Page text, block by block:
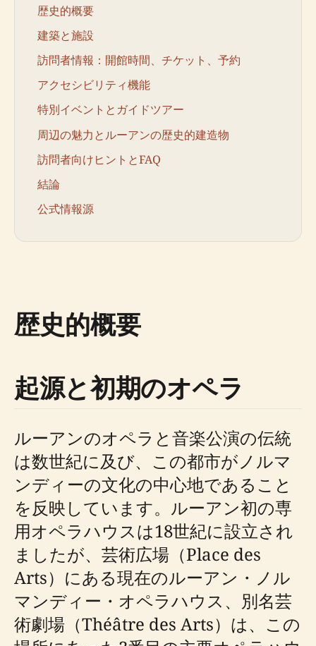
歴史的概要
建築と施設
訪問者情報：開館時間、チケット、予約
アクセシビリティ機能
特別イベントとガイドツアー
周辺の魅力とルーアンの歴史的建造物
訪問者向けヒントとFAQ
結論
公式情報源
歴史的概要
起源と初期のオペラ
ルーアンのオペラと音楽公演の伝統
は数世紀に及び、この都市がノルマ
ンディーの文化の中心地であること
を反映しています。ルーアン初の専
用オペラハウスは18世紀に設立され
ましたが、芸術広場（Place des
Arts）にある現在のルーアン・ノル
マンディー・オペラハウス、別名芸
術劇場（Théâtre des Arts）は、この